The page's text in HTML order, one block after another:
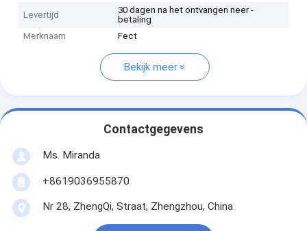
Levertijd
30 dagen na het ontvangen neer -
betaling
Merknaam
Fect
Bekijk meer
Contactgegevens
Ms. Miranda
+8619036955870
Nr 28, ZhengQi, Straat, Zhengzhou, China